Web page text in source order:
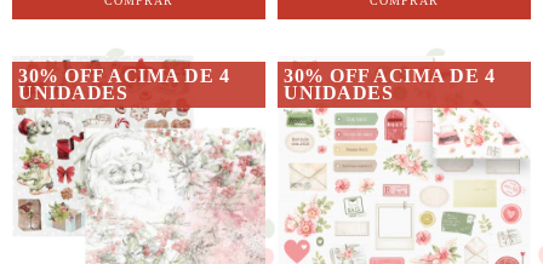
30% OFF ACIMA DE 4
UNIDADES
30% OFF ACIMA DE 4
UNIDADES